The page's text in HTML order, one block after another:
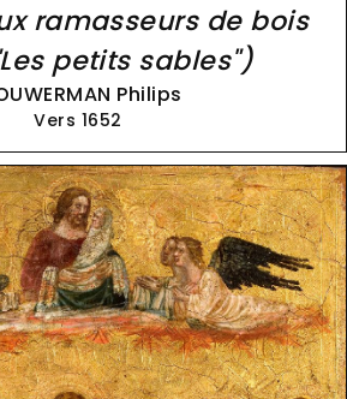
ramasseurs de bois
petits sables")
Philips
Vers 1652